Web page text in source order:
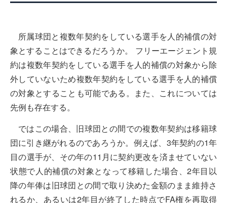
所属球団と複数年契約をしている選手を人的補償の対
象とすることはできるだろうか。 フリーエージェント規
約は複数年契約をしている選手を人的補償の対象から除
外していないため複数年契約をしている選手を人的補償
の対象とすることも可能である。また、これについては
先例も存在する。
ではこの場合、旧球団との間での複数年契約は移籍球
団に引き継がれるのであろうか。例えば、3年契約の1年
目の選手が、その年の11月に契約更改を済ませていない
状態で人的補償の対象となって移籍した場合、2年目以
降の年俸は旧球団との間で取り決めた金額のまま維持さ
れるか、あるいは2年目が終了した時点でFA権を再取得